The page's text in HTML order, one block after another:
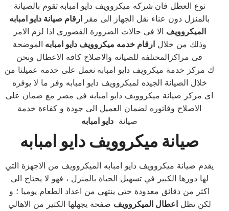
نوع العطل فان شركه ميكروويف دايو امبابه تقوم بالصيانة
بالمنزل دون عناء نقل الجهاز الى مقر ارقام صيانة دايو امبابه
الميكروويف الا فى حالات الضرورة القصورى اذا لزم الامر
وذلك من خلالارقام خدمه ميكروويف دايو امبابه الموضحة
فى مراكزالمختلفه للصيانه والاصلاح كافه الاعطال ونحن
ك مركز خدمة ميكرويف دايو امبابه نعمل على خدمه عميلنا من
خلال الصيانة الجيده لميكروويف دايو امبابه وفر ما لا يوفره
اى مركز صيانة ميكروويف دايو امبابه فى مصر مع ضمان على
الاصلاح وفاتوره لضمان العميل الى جودة و كفاءة خدمة
صيانة دايو امبابه
صيانة ميكروويف دايو امبابه
يقدم صيانة ميكروويف دايو امبابه الميكروويف من الاجهزة التي
لها دورها الكبير في تسهيل الحياة بالمنزل ، فهو لا يحتاج الي
اكثر من دقائق معدودة حتي ينتهي من اعداد الطعام يوميا ؛ و
لكن تظلاعطال الميكروويف صفحة يجهلها الكثير من الاهالي